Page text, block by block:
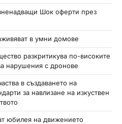
Шок оферти през
в умни домове
разкритикува по-високите
нарушения с дронове
в създаването на
за навлизане на изкуствен
юбилея на движението